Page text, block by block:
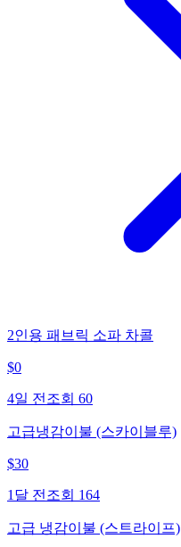
2인용 패브릭 소파 차콜
$0
4일 전 조회 60
고급냉감이불 (스카이블루)
$30
1달 전 조회 164
고급 냉감이불 (스트라이프)